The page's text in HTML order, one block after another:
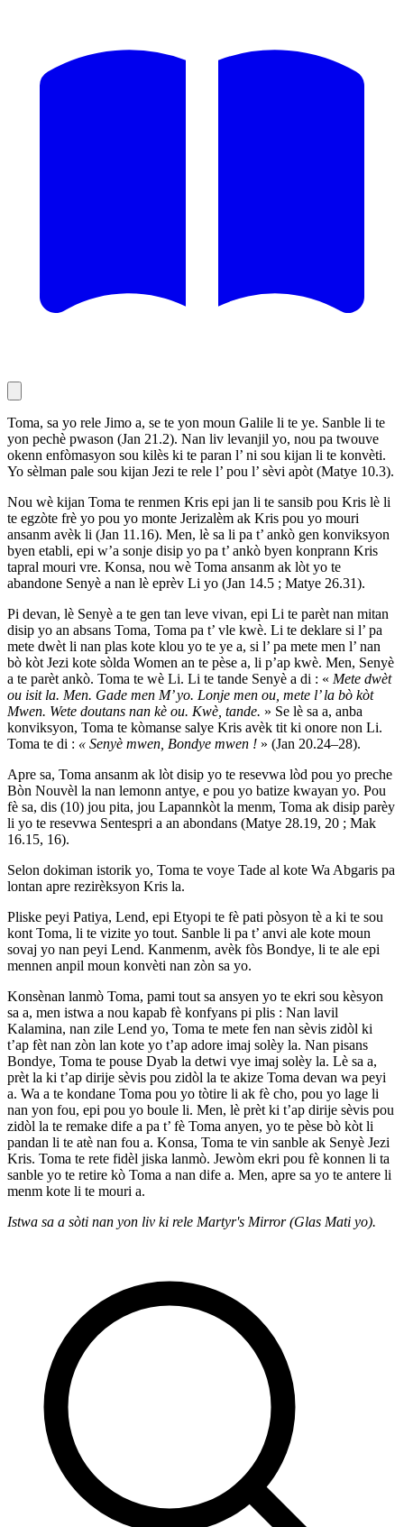
Toma, sa yo rele Jimo a, se te yon moun Galile li te ye. Sanble li te
yon pechè pwason (Jan 21.2). Nan liv levanjil yo, nou pa twouve
okenn enfòmasyon sou kilès ki te paran l’ ni sou kijan li te konvèti.
Yo sèlman pale sou kijan Jezi te rele l’ pou l’ sèvi apòt (Matye 10.3).
Nou wè kijan Toma te renmen Kris epi jan li te sansib pou Kris lè li
te egzòte frè yo pou yo monte Jerizalèm ak Kris pou yo mouri
ansanm avèk li (Jan 11.16). Men, lè sa li pa t’ ankò gen konviksyon
byen etabli, epi w’a sonje disip yo pa t’ ankò byen konprann Kris
tapral mouri vre. Konsa, nou wè Toma ansanm ak lòt yo te
abandone Senyè a nan lè eprèv Li yo (Jan 14.5 ; Matye 26.31).
Pi devan, lè Senyè a te gen tan leve vivan, epi Li te parèt nan mitan
disip yo an absans Toma, Toma pa t’ vle kwè. Li te deklare si l’ pa
mete dwèt li nan plas kote klou yo te ye a, si l’ pa mete men l’ nan
bò kòt Jezi kote sòlda Women an te pèse a, li p’ap kwè. Men, Senyè
a te parèt ankò. Toma te wè Li. Li te tande Senyè a di : « Mete dwèt
ou isit la. Men. Gade men M’ yo. Lonje men ou, mete l’ la bò kòt
Mwen. Wete doutans nan kè ou. Kwè, tande. » Se lè sa a, anba
konviksyon, Toma te kòmanse salye Kris avèk tit ki onore non Li.
Toma te di : « Senyè mwen, Bondye mwen ! » (Jan 20.24–28).
Apre sa, Toma ansanm ak lòt disip yo te resevwa lòd pou yo preche
Bòn Nouvèl la nan lemonn antye, e pou yo batize kwayan yo. Pou
fè sa, dis (10) jou pita, jou Lapannkòt la menm, Toma ak disip parèy
li yo te resevwa Sentespri a an abondans (Matye 28.19, 20 ; Mak
16.15, 16).
Selon dokiman istorik yo, Toma te voye Tade al kote Wa Abgaris pa
lontan apre rezirèksyon Kris la.
Pliske peyi Patiya, Lend, epi Etyopi te fè pati pòsyon tè a ki te sou
kont Toma, li te vizite yo tout. Sanble li pa t’ anvi ale kote moun
sovaj yo nan peyi Lend. Kanmenm, avèk fòs Bondye, li te ale epi
mennen anpil moun konvèti nan zòn sa yo.
Konsènan lanmò Toma, pami tout sa ansyen yo te ekri sou kèsyon
sa a, men istwa a nou kapab fè konfyans pi plis : Nan lavil
Kalamina, nan zile Lend yo, Toma te mete fen nan sèvis zidòl ki
t’ap fèt nan zòn lan kote yo t’ap adore imaj solèy la. Nan pisans
Bondye, Toma te pouse Dyab la detwi vye imaj solèy la. Lè sa a,
prèt la ki t’ap dirije sèvis pou zidòl la te akize Toma devan wa peyi
a. Wa a te kondane Toma pou yo tòtire li ak fè cho, pou yo lage li
nan yon fou, epi pou yo boule li. Men, lè prèt ki t’ap dirije sèvis pou
zidòl la te remake dife a pa t’ fè Toma anyen, yo te pèse bò kòt li
pandan li te atè nan fou a. Konsa, Toma te vin sanble ak Senyè Jezi
Kris. Toma te rete fidèl jiska lanmò. Jewòm ekri pou fè konnen li ta
sanble yo te retire kò Toma a nan dife a. Men, apre sa yo te antere li
menm kote li te mouri a.
Istwa sa a sòti nan yon liv ki rele Martyr's Mirror (Glas Mati yo).